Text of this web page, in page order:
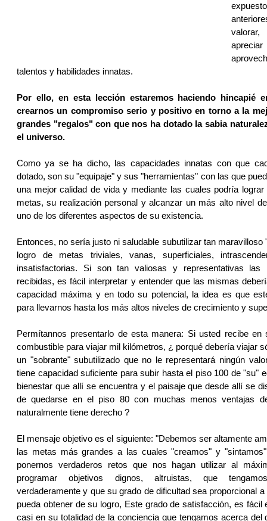
valorar,
talentos y habilidades innatas.
Por ello, en esta lección estaremos haciendo hincapié
crearnos un compromiso serio y positivo en torno a la
grandes "regalos" con que nos ha dotado la sabia
el universo.
Como ya se ha dicho, las capacidades innatas con que
dotado, son su "equipaje" y sus "herramientas" con las que
una mejor calidad de vida y mediante las cuales podría
metas, su realización personal y alcanzar un más alto nivel
uno de los diferentes aspectos de su existencia.
Entonces, no sería justo ni saludable subutilizar tan maravilloso
logro de metas triviales, vanas, superficiales,
insatisfactorias. Si son tan valiosas y representativas las
recibidas, es fácil interpretar y entender que las mismas
capacidad máxima y en todo su potencial, la idea es que
para llevarnos hasta los más altos niveles de crecimiento y
Permítannos presentarlo de esta manera: Si usted recibe en
combustible para viajar mil kilómetros, ¿ porqué debería viajar
un "sobrante" subutilizado que no le representará ningún
tiene capacidad suficiente para subir hasta el piso 100 de "su"
bienestar que allí se encuentra y el paisaje que desde allí se
de quedarse en el piso 80 con muchas menos ventajas
naturalmente tiene derecho ?
El mensaje objetivo es el siguiente: "Debemos ser altamente
las metas más grandes a las cuales "creamos" y
ponernos verdaderos retos que nos hagan utilizar al
programar objetivos dignos, altruistas, que
verdaderamente y que su grado de dificultad sea proporcional
pueda obtener de su logro, Este grado de satisfacción, es fácil
casi en su totalidad de la conciencia que tengamos acerca del